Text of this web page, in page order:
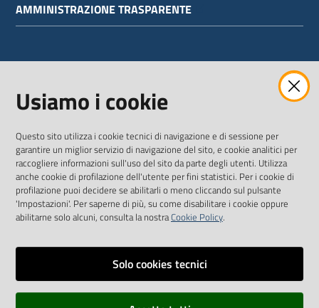
AMMINISTRAZIONE TRASPARENTE
SEGUICI SU
TwitterFacebookYoutube
Vai alla pagina
Dichiarazione di accessibilità
Usiamo i cookie
Questo sito utilizza i cookie tecnici di navigazione e di sessione per
garantire un miglior servizio di navigazione del sito, e cookie analitici per
raccogliere informazioni sull'uso del sito da parte degli utenti. Utilizza
anche cookie di profilazione dell'utente per fini statistici. Per i cookie di
profilazione puoi decidere se abilitarli o meno cliccando sul pulsante
'Impostazioni'. Per saperne di più, su come disabilitare i cookie oppure
abilitarne solo alcuni, consulta la nostraCookie Policy.
Solo cookies tecnici